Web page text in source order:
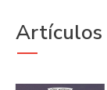
Artículos